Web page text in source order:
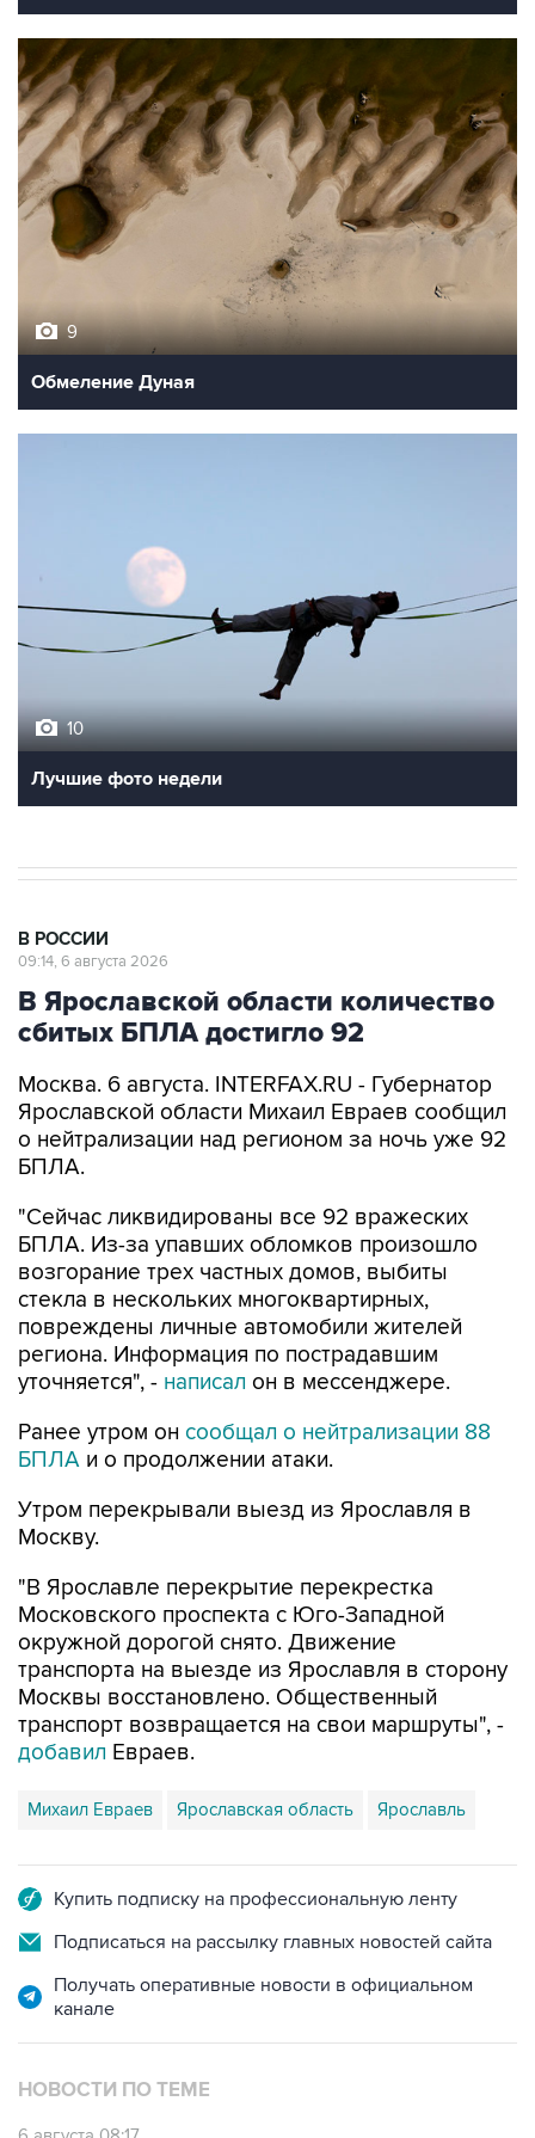
9
Обмеление Дуная
10
Лучшие фото недели
В РОССИИ
09:14, 6 августа 2026
В Ярославской области количество
сбитых БПЛА достигло 92
Москва. 6 августа. INTERFAX.RU - Губернатор
Ярославской области Михаил Евраев сообщил
о нейтрализации над регионом за ночь уже 92
БПЛА.
"Сейчас ликвидированы все 92 вражеских
БПЛА. Из-за упавших обломков произошло
возгорание трех частных домов, выбиты
стекла в нескольких многоквартирных,
повреждены личные автомобили жителей
региона. Информация по пострадавшим
уточняется", - написал он в мессенджере.
Ранее утром он сообщал о нейтрализации 88
БПЛА и о продолжении атаки.
Утром перекрывали выезд из Ярославля в
Москву.
"В Ярославле перекрытие перекрестка
Московского проспекта с Юго-Западной
окружной дорогой снято. Движение
транспорта на выезде из Ярославля в сторону
Москвы восстановлено. Общественный
транспорт возвращается на свои маршруты", -
добавил Евраев.
Михаил Евраев Ярославская область Ярославль
Купить подписку на профессиональную ленту
Подписаться на рассылку главных новостей сайта
Получать оперативные новости в официальном
канале
НОВОСТИ ПО ТЕМЕ